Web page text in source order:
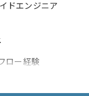
ドエンジニア
ロー経験